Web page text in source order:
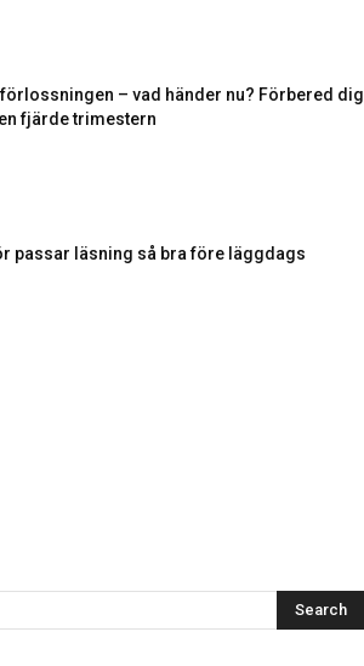
– vad händer nu? Förbered dig
fjärde trimestern
passar läsning så bra före läggdags
Search